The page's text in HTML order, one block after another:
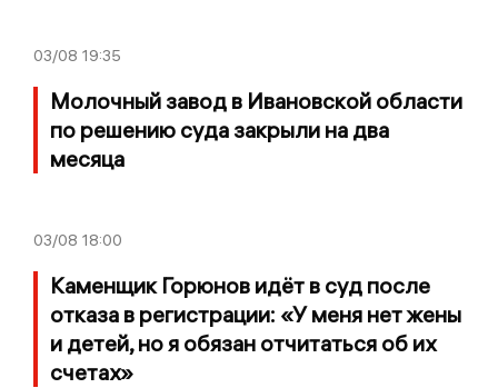
03/08 19:35
Молочный завод в Ивановской области
по решению суда закрыли на два
месяца
03/08 18:00
Каменщик Горюнов идёт в суд после
отказа в регистрации: «У меня нет жены
и детей, но я обязан отчитаться об их
счетах»